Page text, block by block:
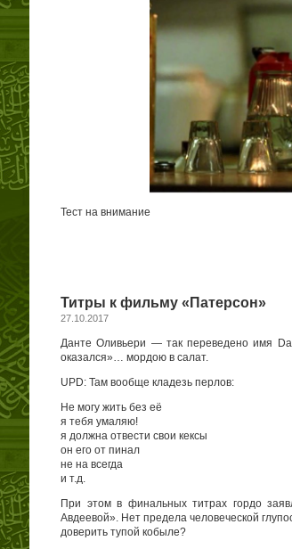
Тест на внимание
Титры к фильму «Патерсон»
27.10.2017
Данте Оливьери — так переведено имя
оказался»… мордою в салат.
UPD: Там вообще кладезь перлов:
Не могу жить без её
я тебя умаляю!
я должна отвести свои кексы
он его от пинал
не на всегда
и т.д.
При этом в финальных титрах гордо
Авдеевой». Нет предела человеческой
доверить тупой кобыле?